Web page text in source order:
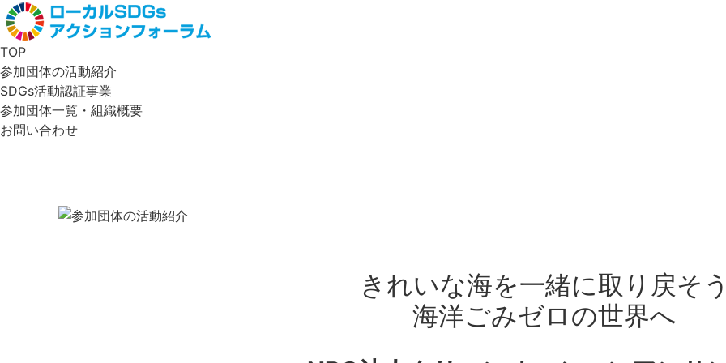
TOP
参加団体の活動紹介
SDGs活動認証事業
参加団体一覧・組織概要
お問い合わせ
きれいな海を一緒に取り戻そ
海洋ごみゼロの世界へ